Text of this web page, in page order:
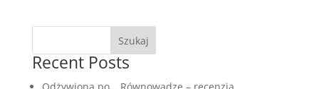
Szukaj
Recent Posts